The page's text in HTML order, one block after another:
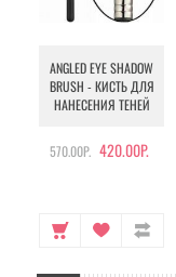
ANGLED EYE SHADOW
BRUSH - КИСТЬ ДЛЯ
НАНЕСЕНИЯ ТЕНЕЙ
570.00Р. 420.00Р.